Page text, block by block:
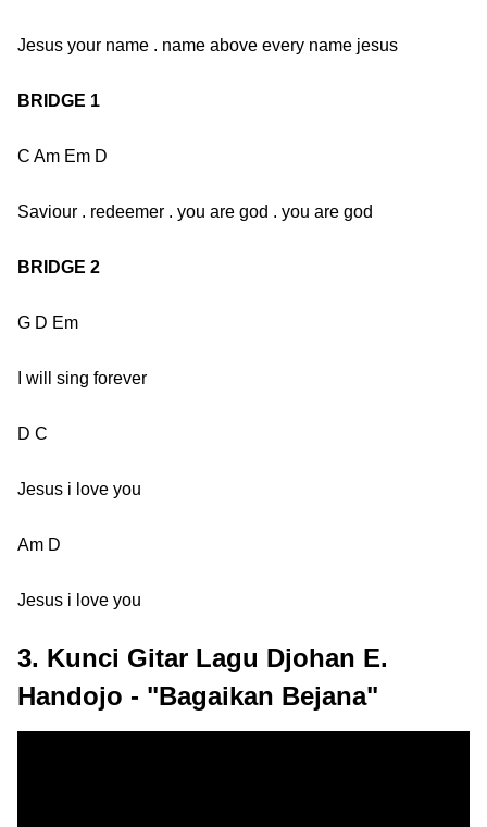
Jesus your name . name above every name jesus
BRIDGE 1
C Am Em D
Saviour . redeemer . you are god . you are god
BRIDGE 2
G D Em
I will sing forever
D C
Jesus i love you
Am D
Jesus i love you
3. Kunci Gitar Lagu Djohan E.
Handojo - "Bagaikan Bejana"